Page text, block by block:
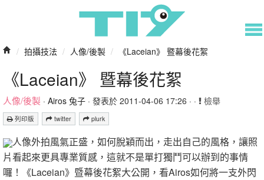
/ 拍攝技法 / 人像/後製 / 《Laceian》 暨幕後花絮
《Laceian》 暨幕後花絮
人像/後製 · Airos 兔子 · 發表於 2011-04-06 17:26 · · 檢舉
列印版 twitter plurk
人像外拍風氣正盛，如何脫穎而出，走出自己的風格，讓照
片看起來更具專業質感，這就不是單打獨鬥可以辦到的事情
囉！《Laceian》暨幕後花絮大公開，看Airos如何將一支外閃